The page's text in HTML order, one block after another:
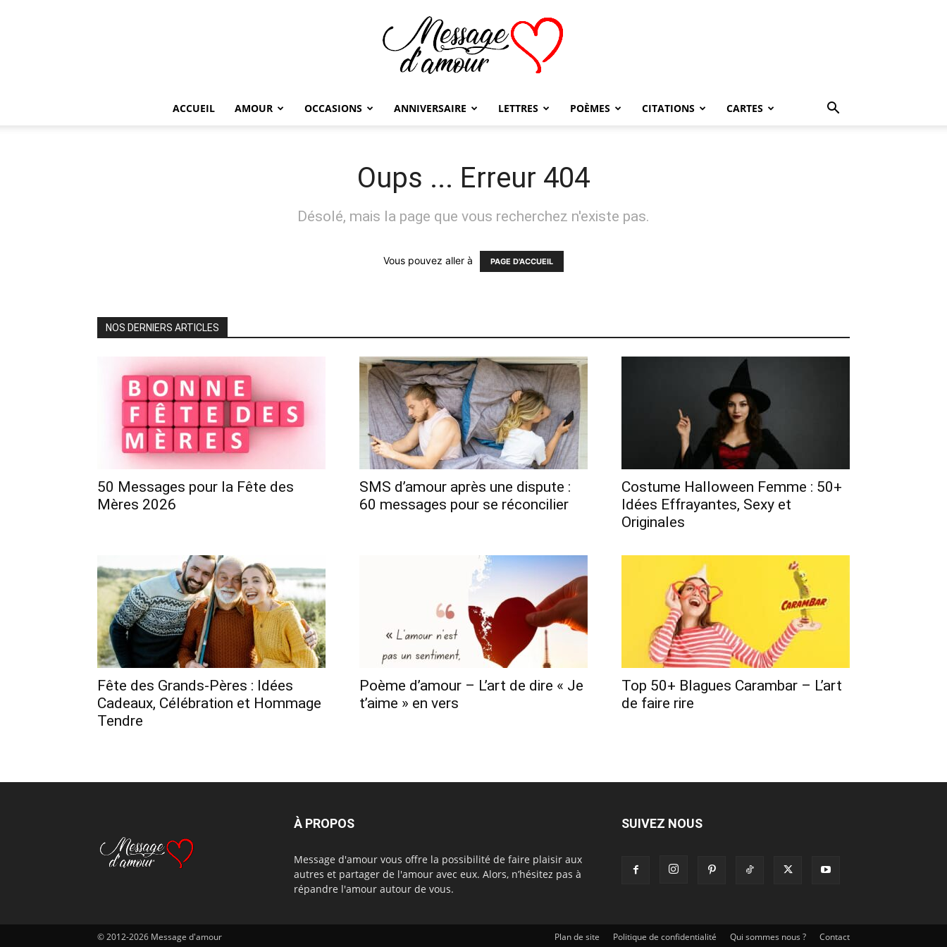
d'amour
ACCUEIL AMOUR OCCASIONS ANNIVERSAIRE LETTRES POÈMES CITATIONS CARTES
Oups ... Erreur 404
Désolé, mais la page que vous recherchez n'existe pas.
Vous pouvez aller à PAGE D'ACCUEIL
NOS DERNIERS ARTICLES
50 Messages pour la Fête des
Mères 2026
SMS d’amour après une dispute :
60 messages pour se réconcilier
Costume Halloween Femme : 50+
Idées Effrayantes, Sexy et
Originales
Fête des Grands-Pères : Idées
Cadeaux, Célébration et Hommage
Tendre
Poème d’amour – L’art de dire « Je
t’aime » en vers
Top 50+ Blagues Carambar – L’art
de faire rire
À PROPOS
Message d'amour vous offre la possibilité de faire plaisir aux
autres et partager de l'amour avec eux. Alors, n’hésitez pas à
répandre l'amour autour de vous.
SUIVEZ NOUS
Plan de site Politique de confidentialité Qui sommes nous ? Contact
© 2012-2026 Message d'amour